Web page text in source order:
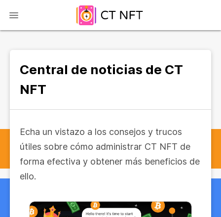
Central de noticias de CT
NFT
Echa un vistazo a los consejos y trucos
útiles sobre cómo administrar CT NFT de
forma efectiva y obtener más beneficios de
ello.